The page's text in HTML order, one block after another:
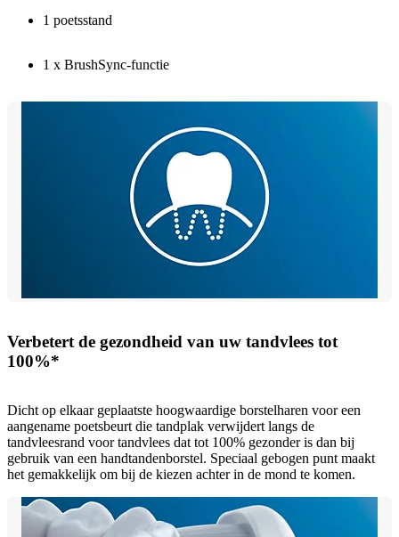
1 poetsstand
1 x BrushSync-functie
Verbetert de gezondheid van uw tandvlees tot
100%*
Dicht op elkaar geplaatste hoogwaardige borstelharen voor een
aangename poetsbeurt die tandplak verwijdert langs de
tandvleesrand voor tandvlees dat tot 100% gezonder is dan bij
gebruik van een handtandenborstel. Speciaal gebogen punt maakt
het gemakkelijk om bij de kiezen achter in de mond te komen.